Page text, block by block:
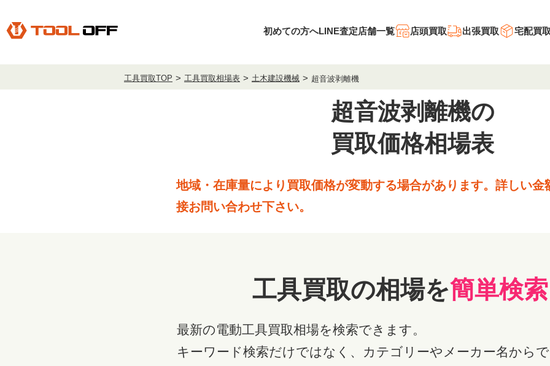
初めての方へLINE査定店舗一覧 店頭買取 出張買取 宅配買取
工具買取TOP 工具買取相場表 土木建設機械 超音波剥離機
超音波剥離機の
買取価格相場表
地域・在庫量により買取価格が変動する場合があります。 詳しい金
接お問い合わせ下さい。
工具買取の相場を簡単検索
最新の電動工具買取相場を検索できます。
キーワード検索だけではなく、カテゴリーやメーカー名から